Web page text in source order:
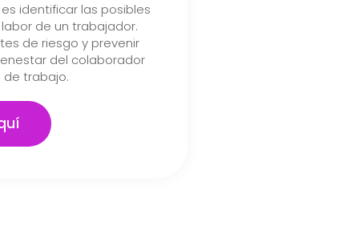
identificar las posibles
de un trabajador.
de riesgo y prevenir
del colaborador
trabajo.